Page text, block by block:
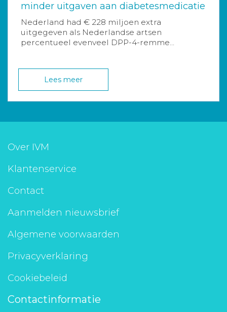
minder uitgaven aan diabetesmedicatie
Nederland had € 228 miljoen extra
uitgegeven als Nederlandse artsen
percentueel evenveel DPP-4-remme...
Lees meer
Over IVM
Klantenservice
Contact
Aanmelden nieuwsbrief
Algemene voorwaarden
Privacyverklaring
Cookiebeleid
Contactinformatie